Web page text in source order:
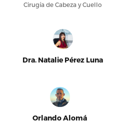
Cirugía de Cabeza y Cuello
Dra. Natalie Pérez Luna
Orlando Alomá